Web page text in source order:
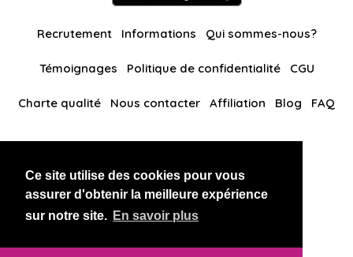
Ce site utilise des cookies pour vous
assurer d'obtenir la meilleure expérience
sur notre site. En savoir plus
Recrutement Informations Qui sommes-nous?
Témoignages Politique de confidentialité CGU
Charte qualité Nous contacter Affiliation Blog FAQ
BlackAndBeauties RussianKisses